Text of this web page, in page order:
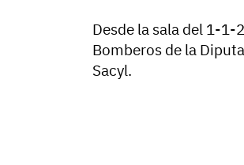
Desde la sala del 1-1-
Bomberos de la
Sacyl.